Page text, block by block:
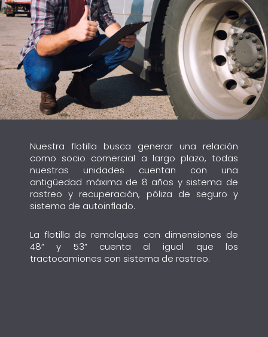
Nuestra flotilla busca generar una relación
como socio comercial a largo plazo, todas
nuestras unidades cuentan con una
antigüedad máxima de 8 años y sistema de
rastreo y recuperación, póliza de seguro y
sistema de autoinflado.
La flotilla de remolques con dimensiones de
48” y 53” cuenta al igual que los
tractocamiones con sistema de rastreo.